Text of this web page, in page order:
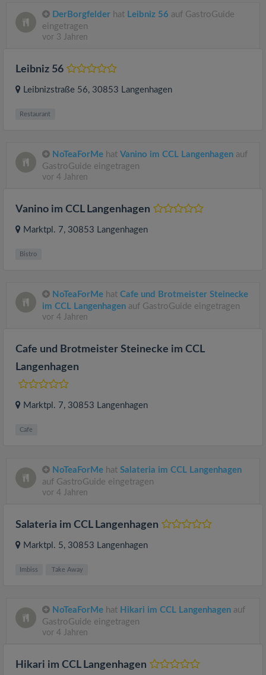
DerBorgfelder hat Leibniz 56 auf GastroGuide
eingetragen
vor 3 Jahren
Leibniz 56
Leibnizstraße 56, 30853 Langenhagen
Restaurant
NoTeaForMe hat Vanino im CCL Langenhagen auf
GastroGuide eingetragen
vor 4 Jahren
Vanino im CCL Langenhagen
Marktpl. 7, 30853 Langenhagen
Bistro
NoTeaForMe hat Cafe und Brotmeister Steinecke
im CCL Langenhagen auf GastroGuide eingetragen
vor 4 Jahren
Cafe und Brotmeister Steinecke im CCL
Langenhagen
Marktpl. 7, 30853 Langenhagen
Cafe
NoTeaForMe hat Salateria im CCL Langenhagen
auf GastroGuide eingetragen
vor 4 Jahren
Salateria im CCL Langenhagen
Marktpl. 5, 30853 Langenhagen
Imbiss Take Away
NoTeaForMe hat Hikari im CCL Langenhagen auf
GastroGuide eingetragen
vor 4 Jahren
Hikari im CCL Langenhagen